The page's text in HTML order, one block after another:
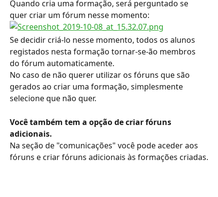
Quando cria uma formação, será perguntado se
quer criar um fórum nesse momento:
Se decidir criá-lo nesse momento, todos os alunos
registados nesta formação tornar-se-ão membros
do fórum automaticamente.
No caso de não querer utilizar os fóruns que são
gerados ao criar uma formação, simplesmente
selecione que não quer.
Você também tem a opção de criar fóruns
adicionais.
Na seção de "comunicações" você pode aceder aos
fóruns e criar fóruns adicionais às formações criadas.